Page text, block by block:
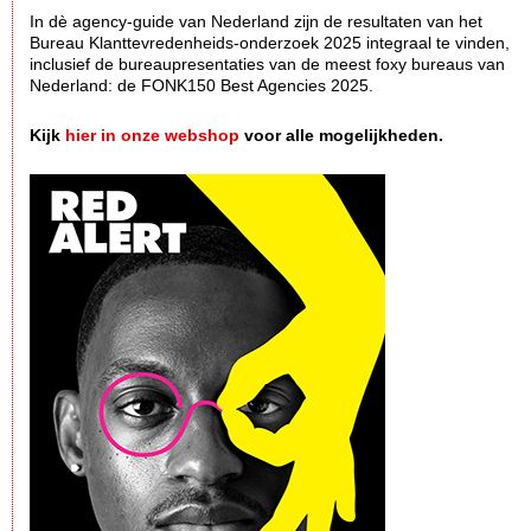
In dè agency-guide van Nederland zijn de resultaten van het
Bureau Klanttevredenheids-onderzoek 2025 integraal te vinden,
inclusief de bureaupresentaties van de meest foxy bureaus van
Nederland: de FONK150 Best Agencies 2025.
Kijk hier in onze webshop voor alle mogelijkheden.